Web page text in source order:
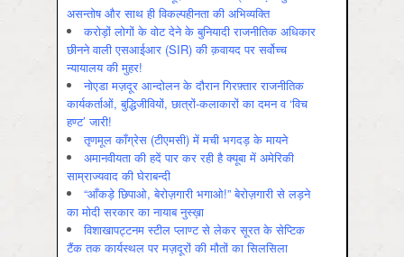
असन्‍तोष और साथ ही विकल्‍पहीनता की अभिव्‍यक्ति
करोड़ों लोगों के वोट देने के बुनियादी राजनीतिक अधिकार
छीनने वाली एसआईआर (SIR) की क़वायद पर सर्वोच्च
न्यायालय की मुहर!
नोएडा मज़दूर आन्दोलन के दौरान गिरफ़्तार राजनीतिक
कार्यकर्ताओं, बुद्धिजीवियों, छात्रों-कलाकारों का दमन व ‘विच
हण्ट’ जारी!
तृणमूल काँग्रेस (टीएमसी) में मची भगदड़ के मायने
अमानवीयता की हदें पार कर रही है क्यूबा में अमेरिकी
साम्राज्यवाद की घेराबन्दी
“आँकड़े छिपाओ, बेरोज़गारी भगाओ!” बेरोज़गारी से लड़ने
का मोदी सरकार का नायाब नुस्ख़ा
विशाखापट्टनम स्टील प्लाण्ट से लेकर सूरत के सेप्टिक
टैंक तक कार्यस्थल पर मज़दूरों की मौतों का सिलसिला